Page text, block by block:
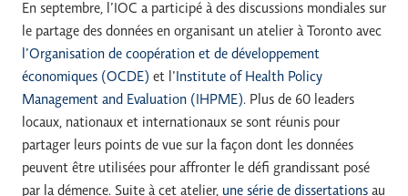
En septembre, l’IOC a participé à des discussions mondiales sur
le partage des données en organisant un atelier à Toronto avec
l’Organisation de coopération et de développement
économiques (OCDE) et l’ Institute of Health Policy
Management and Evaluation (IHPME). Plus de 60 leaders
locaux, nationaux et internationaux se sont réunis pour
partager leurs points de vue sur la façon dont les données
peuvent être utilisées pour affronter le défi grandissant posé
par la démence. Suite à cet atelier, une série de dissertations au